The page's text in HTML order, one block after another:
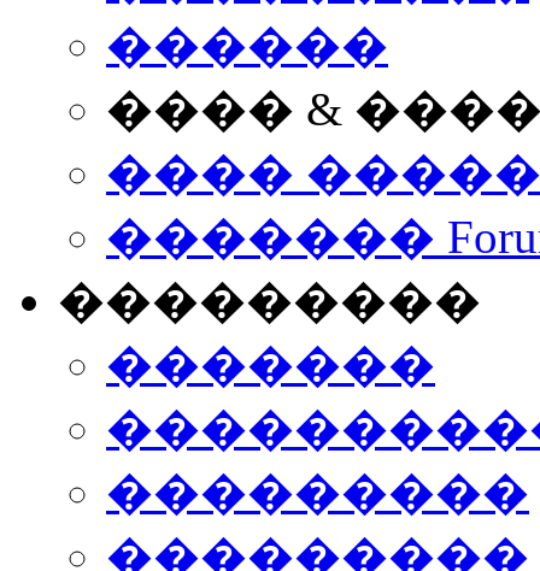
������
���� &
����
�������
���������
�������
���������
���������